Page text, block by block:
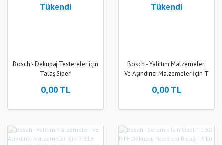
Tükendi
Bosch - Dekupaj Testereler için
Talaş Siperi
0,00 TL
Tükendi
Bosch - Yaliıtım Malzemeleri
Ve Aşındırıcı Malzemeler İçin T
Bıçağı - 3'Lü Paket
0,00 TL